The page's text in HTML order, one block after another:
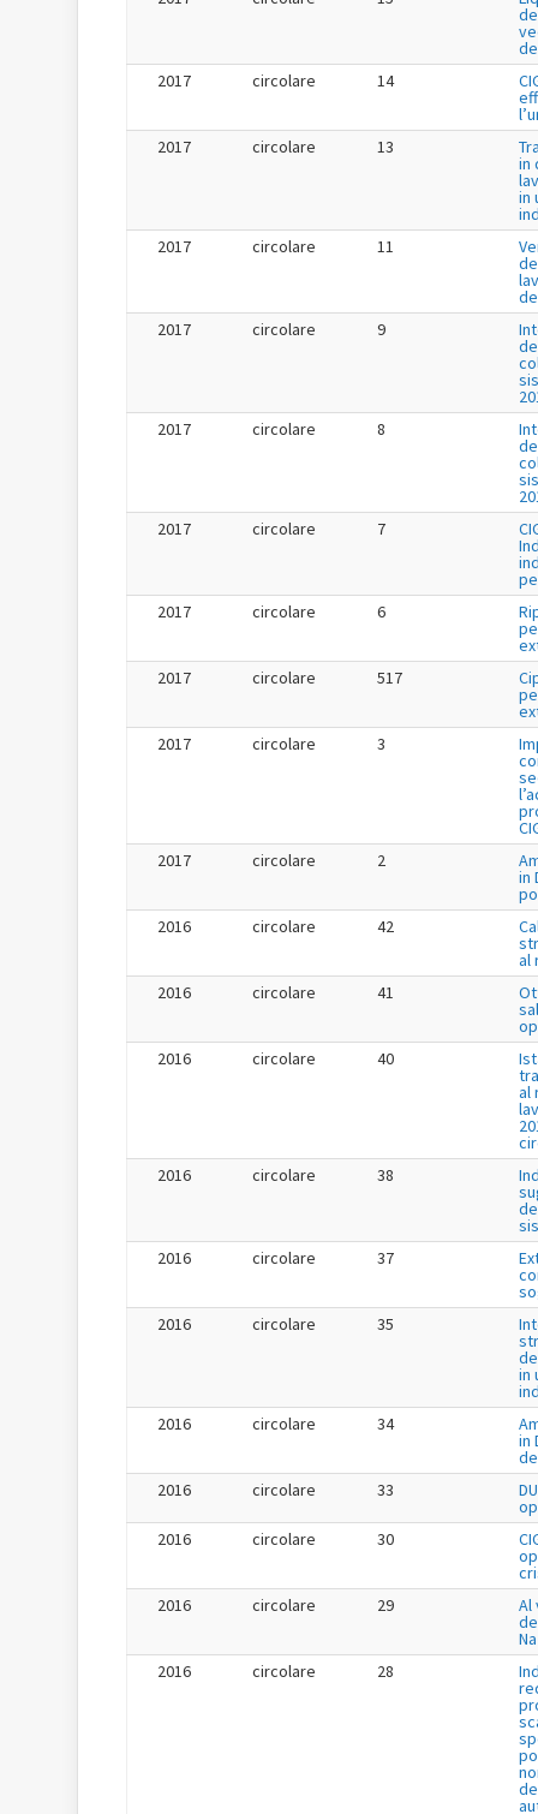
2017
circolare 14
2017
circolare 13
in
in
2017
circolare 11
2017
circolare 9
2017
circolare 8
2017
circolare 7
2017
circolare 6
2017
circolare 517
2017
circolare 3
2017
circolare 2
in
2016
circolare 42
al
2016
circolare 41
2016
circolare 40
al
2016
circolare 38
2016
circolare 37
2016
circolare 35
in
2016
circolare 34
in
2016
circolare 33
2016
circolare 30
2016
circolare 29 Al
2016
circolare 28